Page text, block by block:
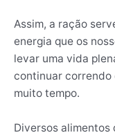
Assim, a ração
energia que os
levar uma vida
continuar correndo
muito tempo.
Diversos alimentos